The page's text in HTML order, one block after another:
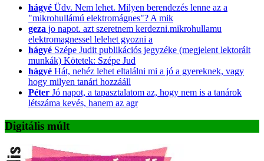
hágyé Üdv. Nem lehet. Milyen berendezés lenne az a
"mikrohullámú elektromágnes"? A mik
geza jo napot. azt szeretnem kerdezni.mikrohullamu
elektromagnessel lelehet gyozni a
hágyé Szépe Judit publikációs jegyzéke (megjelent lektorált
munkák) Kötetek: Szépe Jud
hágyé Hát, nehéz lehet eltalálni mi a jó a gyereknek, vagy
hogy milyen tanári hozzááll
Péter Jó napot, a tapasztalatom az, hogy nem is a tanárok
létszáma kevés, hanem az agr
Digitális múlt